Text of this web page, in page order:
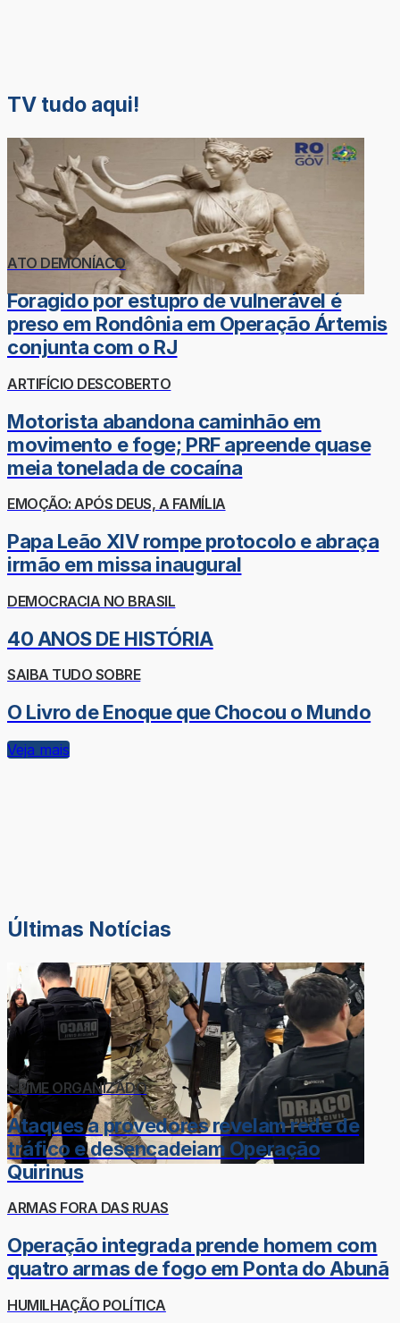
TV tudo aqui!
ATO DEMONÍACO
Foragido por estupro de vulnerável é
preso em Rondônia em Operação Ártemis
conjunta com o RJ
ARTIFÍCIO DESCOBERTO
Motorista abandona caminhão em
movimento e foge; PRF apreende quase
meia tonelada de cocaína
EMOÇÃO: APÓS DEUS, A FAMÍLIA
Papa Leão XIV rompe protocolo e abraça
irmão em missa inaugural
DEMOCRACIA NO BRASIL
40 ANOS DE HISTÓRIA
SAIBA TUDO SOBRE
O Livro de Enoque que Chocou o Mundo
Veja mais
Últimas Notícias
CRIME ORGANIZADO
Ataques a provedores revelam rede de
tráfico e desencadeiam Operação
Quirinus
ARMAS FORA DAS RUAS
Operação integrada prende homem com
quatro armas de fogo em Ponta do Abunã
HUMILHAÇÃO POLÍTICA